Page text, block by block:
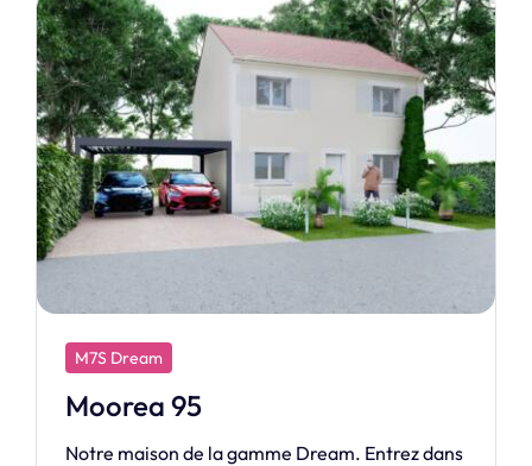
M7S Dream
Raiatea 90
RAIATEA vous accueille au sein de sa maison